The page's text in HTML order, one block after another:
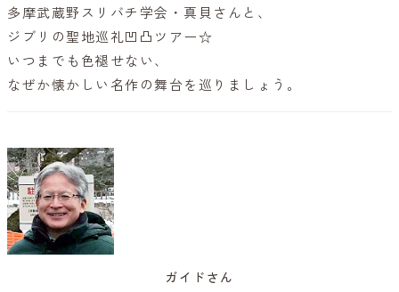
多摩武蔵野スリバチ学会・真貝さんと、
ジブリの聖地巡礼凹凸ツアー☆
いつまでも色褪せない、
なぜか懐かしい名作の舞台を巡りましょう。
ガイドさん